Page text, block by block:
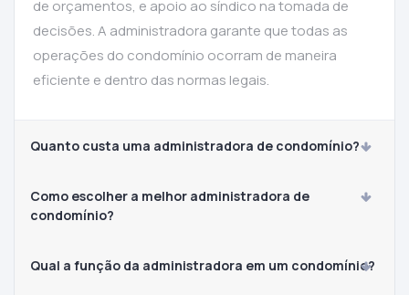
de orçamentos, e apoio ao síndico na tomada de
decisões. A administradora garante que todas as
operações do condomínio ocorram de maneira
eficiente e dentro das normas legais.
Quanto custa uma administradora de condomínio?
Como escolher a melhor administradora de
condomínio?
Qual a função da administradora em um condomínio?